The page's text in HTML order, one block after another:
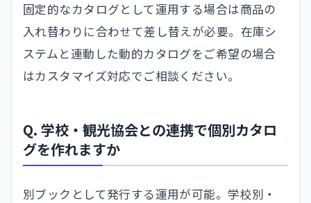
固定的なカタログとして運用する場合は商品の
入れ替わりに合わせて差し替えが必要。在庫シ
ステムと連動した動的カタログをご希望の場合
はカスタマイズ対応でご相談ください。
Q. 学校・観光協会との連携で個別カタロ
グを作れますか
別ブックとして発行する運用が可能。学校別・